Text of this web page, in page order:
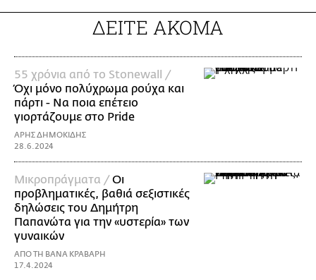
ΔΕΙΤΕ ΑΚΟΜΑ
55 χρόνια από το Stonewall /
Όχι μόνο πολύχρωμα ρούχα και
πάρτι - Να ποια επέτειο
γιορτάζουμε στο Pride
ΑΡΗΣ ΔΗΜΟΚΙΔΗΣ
28.6.2024
Mικροπράγματα /Οι
προβληματικές, βαθιά σεξιστικές
δηλώσεις του Δημήτρη
Παπανώτα για την «υστερία» των
γυναικών
ΑΠΟ ΤΗ ΒΑΝΑ ΚΡΑΒΑΡΗ
17.4.2024